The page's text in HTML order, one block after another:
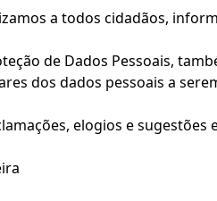
a todos cidadãos,
de Dados Pessoais,
dos dados pessoais a
elogios e